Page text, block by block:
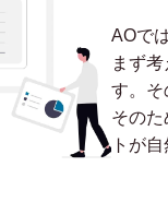
AOで
まず
す。そ
その
トが